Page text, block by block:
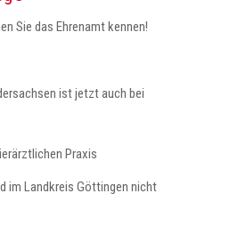
Sie das Ehrenamt kennen!
ist jetzt auch bei
Praxis
im Landkreis Göttingen nicht